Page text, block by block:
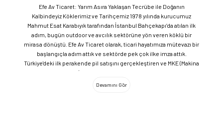
Efe Av Ticaret: Yarım Asıra Yaklaşan Tecrübe ile Doğanın
Kalbindeyiz Köklerimiz ve Tarihçemiz 1978 yılında kurucumuz
Mahmut Esat Karabıyık tarafından İstanbul Bahçekapı’da atılan ilk
adım, bugün outdoor ve avcılık sektörüne yön veren köklü bir
mirasa dönüştü. Efe Av Ticaret olarak, ticari hayatımıza mütevazı bir
başlangıçla adım attık ve sektörde pek çok ilke imza attık.
Türkiye'deki ilk perakende pil satışını gerçekleştiren ve MKE (Makina
ve Kimya Endüstrisi) üretimi ürünleri satan ilk bayilerden biri olma
gururunu taşıyoruz. 1981 yılında Eminönü’nde açtığımız ve mülkiyeti